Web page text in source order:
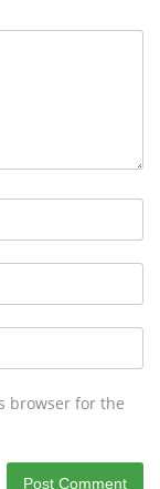
browser for the